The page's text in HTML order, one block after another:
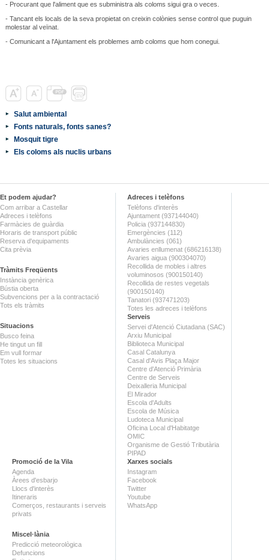
- Procurant que l'aliment que es subministra als coloms sigui gra o veces.
- Tancant els locals de la seva propietat on creixin colònies sense control que puguin
molestar al veïnat.
- Comunicant a l'Ajuntament els problemes amb coloms que hom conegui.
Salut ambiental
Fonts naturals, fonts sanes?
Mosquit tigre
Els coloms als nuclis urbans
Et podem ajudar?
Com arribar a Castellar
Adreces i telèfons
Farmàcies de guàrdia
Horaris de transport públic
Reserva d'equipaments
Cita prèvia
Tràmits Freqüents
Instància genèrica
Bústia oberta
Subvencions per a la contractació
Tots els tràmits
Situacions
Busco feina
He tingut un fill
Em vull formar
Totes les situacions
Adreces i telèfons
Telèfons d'interès
Ajuntament (937144040)
Policia (937144830)
Emergències (112)
Ambulàncies (061)
Avaries enllumenat (686216138)
Avaries aigua (900304070)
Recollida de mobles i altres
voluminosos (900150140)
Recollida de restes vegetals
(900150140)
Tanatori (937471203)
Totes les adreces i telèfons
Serveis
Servei d'Atenció Ciutadana (SAC)
Arxiu Municipal
Biblioteca Municipal
Casal Catalunya
Casal d'Avis Plaça Major
Centre d'Atenció Primària
Centre de Serveis
Deixalleria Municipal
El Mirador
Escola d'Adults
Escola de Música
Ludoteca Municipal
Oficina Local d'Habitatge
OMIC
Organisme de Gestió Tributària
PIPAD
Promoció de la Vila
Agenda
Àrees d'esbarjo
Llocs d'interès
Itineraris
Comerços, restaurants i serveis
privats
Miscel·lània
Predicció meteorològica
Defuncions
Xarxes socials
Instagram
Facebook
Twitter
Youtube
WhatsApp